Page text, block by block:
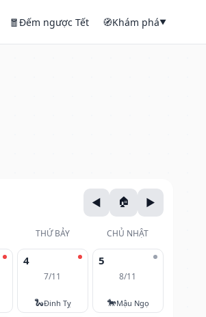
🧧Đếm ngược Tết 🧭Khám phá▼
THỨ BẢY CHỦ NHẬT
4
7/11
🐍Đinh Tỵ
5
8/11
🐎Mậu Ngọ